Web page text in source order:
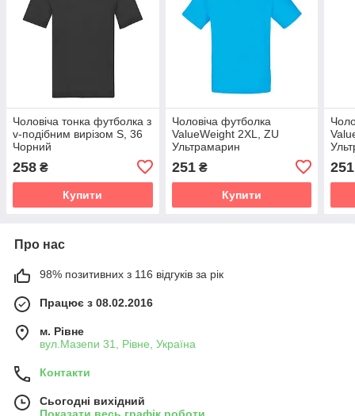
Чоловіча тонка футболка з
v-подібним вирізом S, 36
Чорний
258 ₴
Купити
Чоловіча футболка
ValueWeight 2XL, ZU
Ультрамарин
251₴
Купити
251
Про нас
98% позитивних з 116 відгуків за рік
Працює з 08.02.2016
м. Рівне
вул.Мазепи 31, Рівне, Україна
Контакти
Сьогодні вихідний